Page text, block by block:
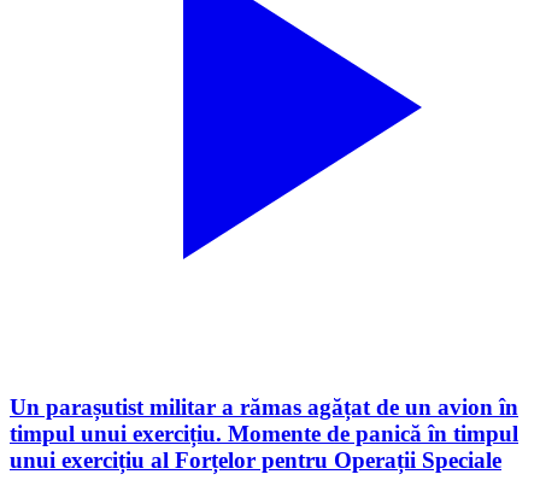
Un parașutist militar a rămas agățat de un avion în
timpul unui exercițiu. Momente de panică în timpul
unui exercițiu al Forțelor pentru Operații Speciale